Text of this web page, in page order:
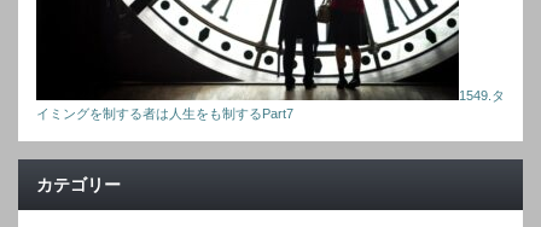
1549.タ
イミングを制する者は人生をも制するPart7
カテゴリー